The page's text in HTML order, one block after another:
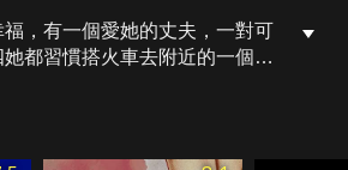
，有一個愛她的丈夫，一對可
都習慣搭火車去附近的一個地
她又在餐廳遇到了醫生，由於
一起吃飯，相談甚歡。原來醫